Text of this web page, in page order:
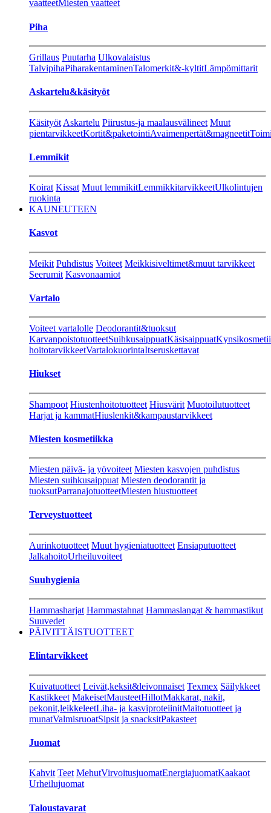
vaatteetMiesten vaatteet
Piha
Grillaus Puutarha Ulkovalaistus
TalvipihaPiharakentaminenTalomerkit&-kyltitLämpömittarit
Askartelu&käsityöt
Käsityöt Askartelu Piirustus-ja maalausvälineet Muut
pientarvikkeetKortit&paketointiAvaimenpertät&magneetit
Lemmikit
Koirat Kissat Muut lemmikitLemmikkitarvikkeetUlkolintujen
ruokinta
KAUNEUTEEN
Kasvot
Meikit Puhdistus Voiteet Meikkisiveltimet&muut tarvikkeet
Seerumit Kasvonaamiot
Vartalo
Voiteet vartalolle Deodorantit&tuoksut
KarvanpoistotuotteetSuihkusaippuatKäsisaippuat
hoitotarvikkeetVartalokuorintaItseruskettavat
Hiukset
Shampoot Hiustenhoitotuotteet Hiusvärit Muotoilutuotteet
Harjat ja kammatHiuslenkit&kampaustarvikkeet
Miesten kosmetiikka
Miesten päivä- ja yövoiteet Miesten kasvojen puhdistus
Miesten suihkusaippuat Miesten deodorantit ja
tuoksutParranajotuotteetMiesten hiustuotteet
Terveystuotteet
Aurinkotuotteet Muut hygieniatuotteet Ensiaputuotteet
JalkahoitoUrheiluvoiteet
Suuhygienia
Hammasharjat Hammastahnat Hammaslangat & hammastikut
Suuvedet
PÄIVITTÄISTUOTTEET
Elintarvikkeet
Kuivatuotteet Leivät,keksit&leivonnaiset Texmex Säilykkeet
Kastikkeet MakeisetMausteetHillotMakkarat, nakit,
pekonit,leikkeleetLiha- ja kasviproteiinitMaitotuotteet ja
munatValmisruoatSipsit ja snacksitPakasteet
Juomat
Kahvit Teet MehutVirvoitusjuomatEnergiajuomatKaakaot
Urheilujuomat
Taloustavarat